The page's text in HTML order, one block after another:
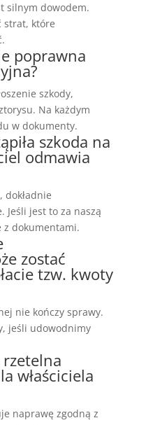
silnym dowodem.
strat, które
poprawna
szkody,
Na każdym
w dokumenty.
szkoda na
odmawia
dokładnie
Jeśli jest to za naszą
z dokumentami.
zostać
tzw. kwoty
nie kończy sprawy.
jeśli udowodnimy
rzetelna
właściciela
naprawę zgodną z